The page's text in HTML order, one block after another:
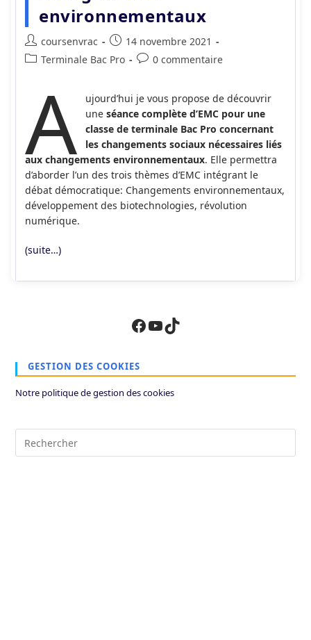
environnementaux
Auteur/autrice
de
coursenvrac
Publication
publiée :
14 novembre 2021
PostTerminale Bac Pro
Commentaires
publication :
0 commentaire
A
ujourd’hui je vous propose de découvrir
une séance complète d’EMC pour une
classe de terminale Bac Pro concernant
les changements sociaux nécessaires liés
aux changements environnementaux. Elle permettra
d’aborder l’un des trois thèmes d’EMC intégrant le
débat démocratique: Changements environnementaux,
développement des biotechnologies, révolution
numérique.
(suite…)
Facebook
YouTube
TikTok
GESTION DES COOKIES
Notre politique de gestion des cookies